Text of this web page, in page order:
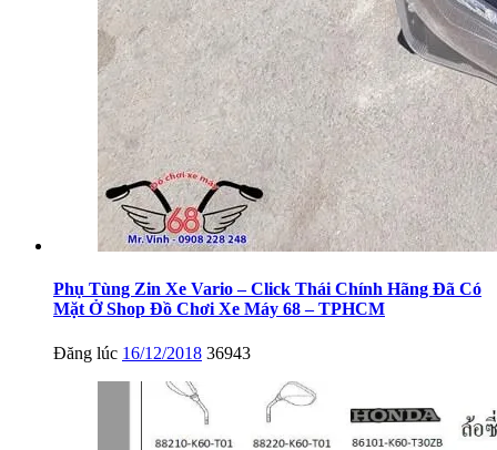
Phụ Tùng Zin Xe Vario – Click Thái Chính Hãng Đã Có
Mặt Ở Shop Đồ Chơi Xe Máy 68 – TPHCM
Đăng lúc 16/12/2018 36943